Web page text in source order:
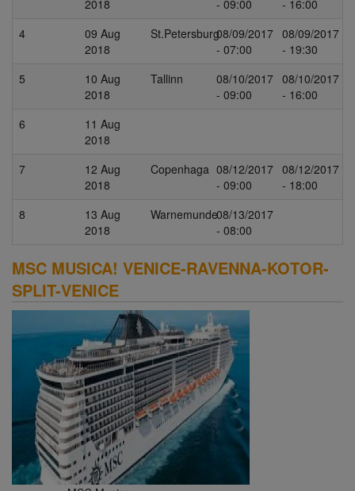
2018 - 09:00
- 16:00
4
09 Aug
2018
St.Petersburg08/09/2017
- 07:00
08/09/2017
- 19:30
5
10 Aug
2018
Tallinn
08/10/2017
- 09:00
08/10/2017
- 16:00
6
11 Aug
2018
7
12 Aug
2018
Copenhaga 08/12/2017
- 09:00
08/12/2017
- 18:00
8
13 Aug
2018
Warnemunde08/13/2017
- 08:00
MSC MUSICA! VENICE-RAVENNA-KOTOR-
SPLIT-VENICE